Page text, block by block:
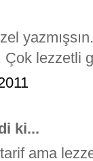
lezzetli
ki...
ama